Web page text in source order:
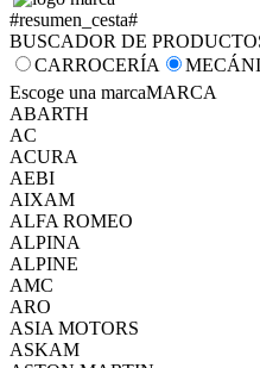
#resumen_cesta#
BUSCADOR DE
CARROCERÍA
Escoge una marcaMARCA
ABARTH
AC
ACURA
AEBI
AIXAM
ALFA ROMEO
ALPINA
ALPINE
AMC
ARO
ASIA MOTORS
ASKAM